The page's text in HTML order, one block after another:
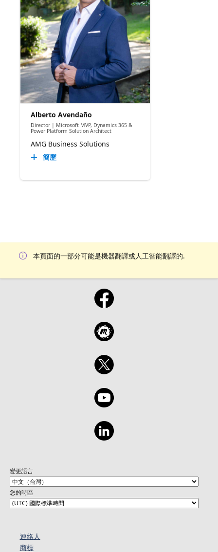
Alberto Avendaño
Director | Microsoft MVP, Dynamics 365 &
Power Platform Solution Architect
AMG Business Solutions
簡歷
本頁面的一部分可能是機器翻譯或人工智能翻譯的.
變更語言
您的時區
連絡人​​
商標